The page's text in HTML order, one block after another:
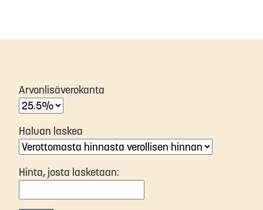
Arvonlisäverokanta
Haluan laskea
Hinta, josta lasketaan: